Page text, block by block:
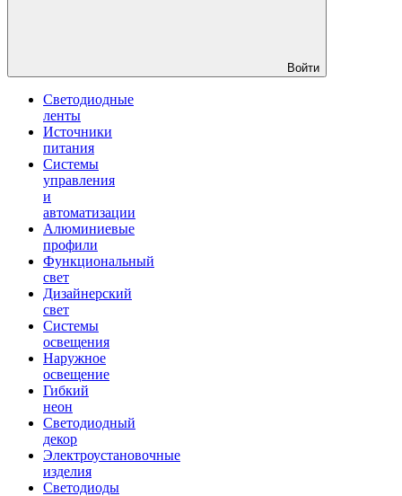
Войти
Светодиодные
ленты
Источники
питания
Системы
управления
и
автоматизации
Алюминиевые
профили
Функциональный
свет
Дизайнерский
свет
Системы
освещения
Наружное
освещение
Гибкий
неон
Светодиодный
декор
Электроустановочные
изделия
Светодиоды